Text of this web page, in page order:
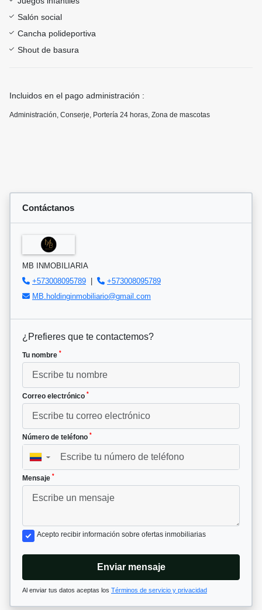
Salón social
Cancha polideportiva
Shout de basura
Incluidos en el pago administración :
Administración, Conserje, Portería 24 horas, Zona de mascotas
Contáctanos
MB INMOBILIARIA
+573008095789 |
+573008095789
MB.holdinginmobiliario@gmail.com
¿Prefieres que te contactemos?
Tu nombre *
Correo electrónico *
Número de teléfono *
▼
Mensaje *
Acepto recibir información sobre ofertas inmobiliarias
Enviar mensaje
Al enviar tus datos aceptas los Términos de servicio y privacidad